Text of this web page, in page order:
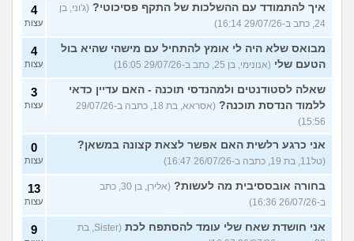
איך להתמודד עם ההשלכות של התקף פסיכוטי? (ג'וני, בן
24, כתב ב-29/07/26 16:14)
4
עצות
מבואס שלא היה לי אומץ להתחיל עם מישהי שהיא בול
הטעם שלי (אנונימי, בן 25, כתב ב-29/07/26 16:05)
4
עצות
שאלה לסטודנטים ולמהנדסי תוכנה - האם עדיין כדאי
ללמוד הנדסת תוכנה?
(אסראא, בת 18, כתבה ב-29/07/26
15:56)
3
עצות
אני כרגע רלשית האם אפשר לצאת קצונה במשאן?
(טל11, בת 19, כתבה ב-26/07/26 16:47)
0
עצות
בחורה אובססיבית מה לעשות?
(אלירן, בן 30, כתב
ב-26/07/26 16:36)
13
עצות
אני חושדת שאח שלי עומד להסתפח לכת
(Sister, בת
9